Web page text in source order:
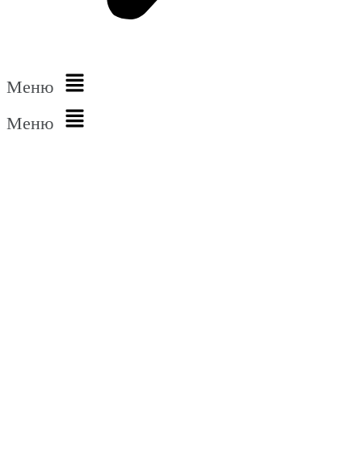
Меню
Меню